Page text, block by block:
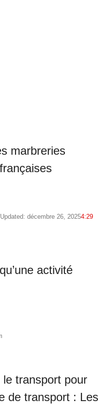
marbreries
Updated: décembre 26, 20254:29
activité
transport pour
de transport : Les